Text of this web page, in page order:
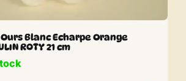
Blanc Echarpe Orange
ROTY 21 cm